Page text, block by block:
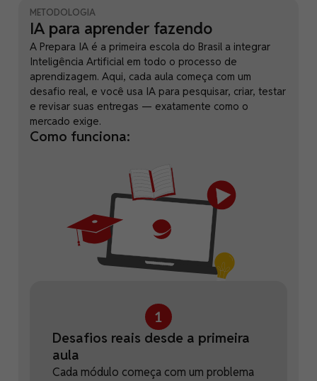
METODOLOGIA
IA para aprender fazendo
A Prepara IA é a primeira escola do Brasil a integrar
Inteligência Artificial em todo o processo de
aprendizagem. Aqui, cada aula começa com um
desafio real, e você usa IA para pesquisar, criar, testar
e revisar suas entregas — exatamente como o
mercado exige.
Como funciona:
Desafios reais desde a primeira
aula
Cada módulo começa com um problema